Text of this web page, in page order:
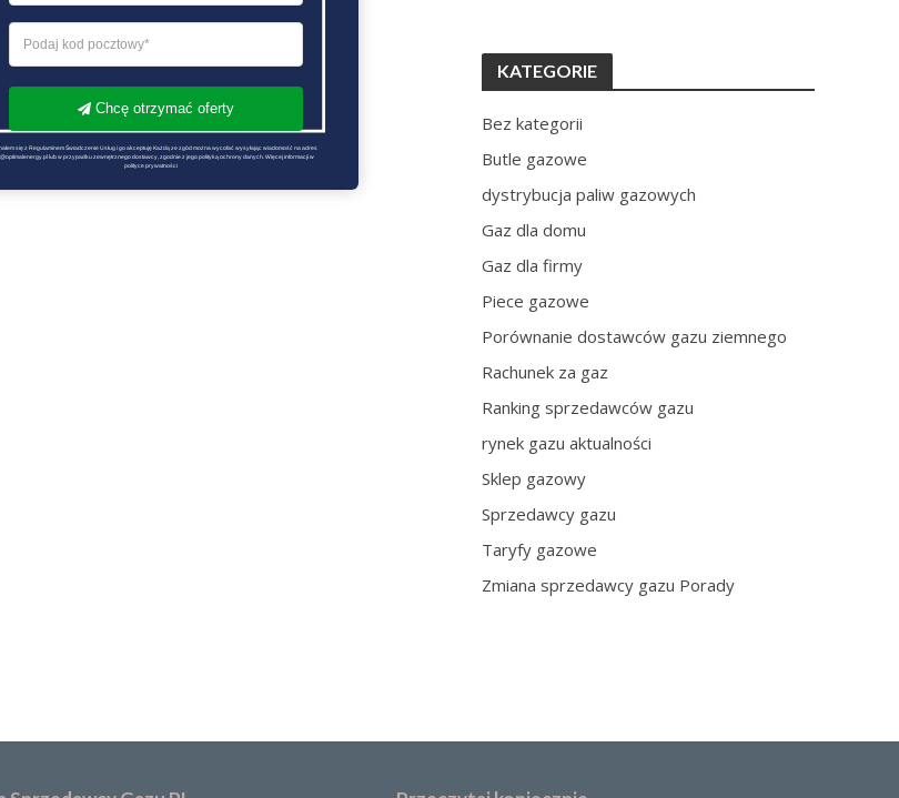
KATEGORIE
Bez kategorii
Butle gazowe
dystrybucja paliw gazowych
Gaz dla domu
Gaz dla firmy
Piece gazowe
Porównanie dostawców gazu ziemnego
Rachunek za gaz
Ranking sprzedawców gazu
rynek gazu aktualności
Sklep gazowy
Sprzedawcy gazu
Taryfy gazowe
Zmiana sprzedawcy gazu Porady
Chcę otrzymać oferty
się z Regulaminem Świadczenie Usług i go akceptuję Każdą ze zgód można wycofać wysyłając wiadomość na adres
lub w przypadku zewnętrznego dostawcy, zgodnie z jego polityką ochrony danych. Więcej informacji w
polityce prywatności